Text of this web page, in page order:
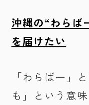
沖縄の“わらば
を届けたい
「わらばー」
も」という意